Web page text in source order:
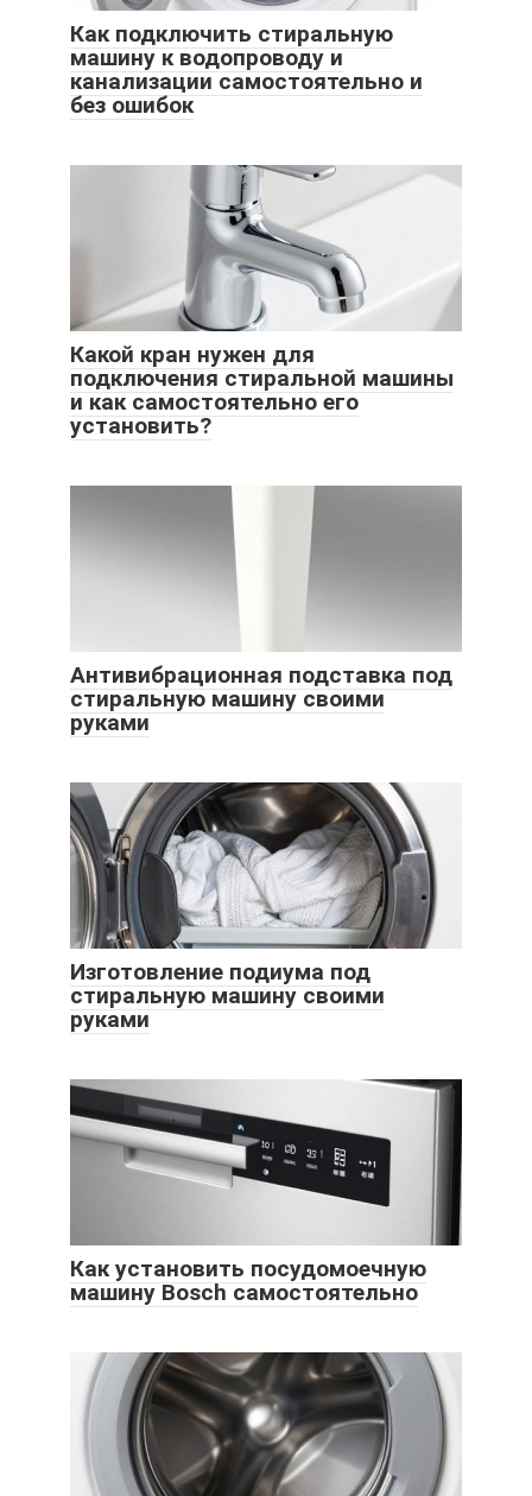
Как подключить стиральную
машину к водопроводу и
канализации самостоятельно и
без ошибок
Какой кран нужен для
подключения стиральной машины
и как самостоятельно его
установить?
Антивибрационная подставка под
стиральную машину своими
руками
Изготовление подиума под
стиральную машину своими
руками
Как установить посудомоечную
машину Bosch самостоятельно